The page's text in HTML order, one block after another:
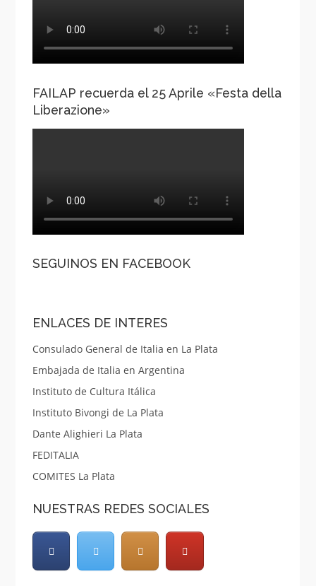
FAILAP recuerda el 25 Aprile «Festa della
Liberazione»
SEGUINOS EN FACEBOOK
ENLACES DE INTERES
Consulado General de Italia en La Plata
Embajada de Italia en Argentina
Instituto de Cultura Itálica
Instituto Bivongi de La Plata
Dante Alighieri La Plata
FEDITALIA
COMITES La Plata
NUESTRAS REDES SOCIALES